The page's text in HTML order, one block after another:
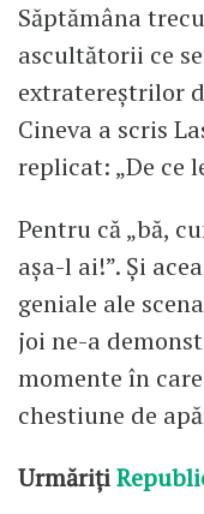
Săptămâna
ascultătorii ce
extratereștrilor
Cineva a scris
replicat: „De ce
Pentru că „bă,
așa-l ai!”. Și
geniale ale
joi ne-a
momente în
chestiune de
Urmăriți